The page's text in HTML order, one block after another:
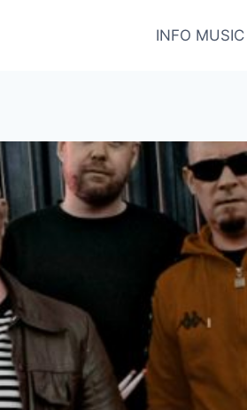
INFO